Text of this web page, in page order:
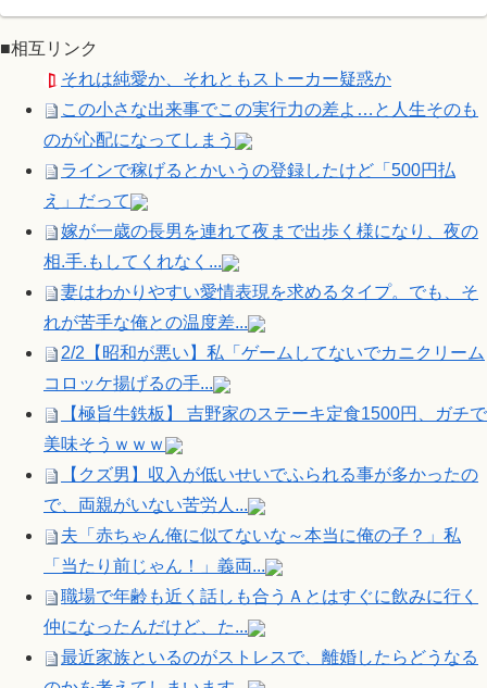
■相互リンク
それは純愛か、それともストーカー疑惑か
この小さな出来事でこの実行力の差よ…と人生そのも
のが心配になってしまう
ラインで稼げるとかいうの登録したけど「500円払
え」だって
嫁が一歳の長男を連れて夜まで出歩く様になり、夜の
相.手.もしてくれなく...
妻はわかりやすい愛情表現を求めるタイプ。でも、そ
れが苦手な俺との温度差...
2/2【昭和が悪い】私「ゲームしてないでカニクリーム
コロッケ揚げるの手...
【極旨牛鉄板】 吉野家のステーキ定食1500円、ガチで
美味そうｗｗｗ
【クズ男】収入が低いせいでふられる事が多かったの
で、両親がいない苦労人...
夫「赤ちゃん俺に似てないな～本当に俺の子？」私
「当たり前じゃん！」義両...
職場で年齢も近く話しも合うＡとはすぐに飲みに行く
仲になったんだけど、た...
最近家族といるのがストレスで、離婚したらどうなる